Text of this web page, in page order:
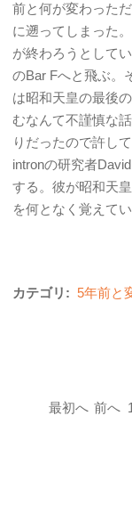
前と何が変わった
に遡ってしまった
が終わろうとして
のBar Fへと飛ぶ。
は昭和天皇の最後
むなんて不謹慎な
りだったので許し
intronの研究者
する。彼が昭和天
を何となく覚えて
カテゴリ: 5年前と
最初へ 前へ 1